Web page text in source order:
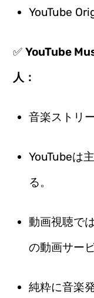
YouTube
✅YouTube
人：
音楽ストリ
YouTubeは
る。
動画視聴で
の動画サー
純粋に音楽